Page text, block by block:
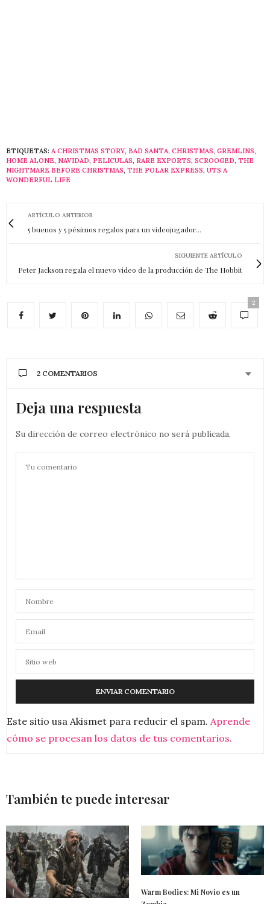
ETIQUETAS: A CHRISTMAS STORY, BAD SANTA, CHRISTMAS, GREMLINS,
HOME ALONE, NAVIDAD, PELICULAS, RARE EXPORTS, SCROOGED, THE
NIGHTMARE BEFORE CHRISTMAS, THE POLAR EXPRESS, UTS A
WONDERFUL LIFE
ARTÍCULO ANTERIOR
5 buenos y 5 pésimos regalos para un videojugador...
SIGUIENTE ARTÍCULO
Peter Jackson regala el nuevo video de la producción de The Hobbit
2
2 COMENTARIOS
Deja una respuesta
Su dirección de correo electrónico no será publicada.
Este sitio usa Akismet para reducir el spam. Aprende
cómo se procesan los datos de tus comentarios.
También te puede interesar
Warm Bodies: Mi Novio es un